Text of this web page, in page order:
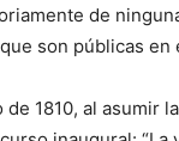
de
son públicas en
1810, al asumir